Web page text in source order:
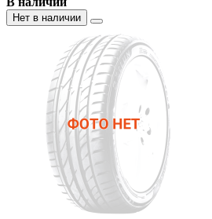
Нет в наличии